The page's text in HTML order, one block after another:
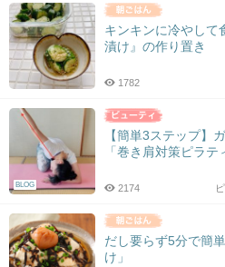
キンキンに冷やして
漬け』の作り置き
1782
BLOG
【簡単3ステップ】
「巻き肩対策ピラテ
2174
だし要らず5分で簡
け」